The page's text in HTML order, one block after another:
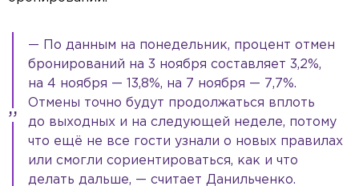
— По данным на понедельник, процент отмен
бронирований на 3 ноября составляет 3,2%,
на 4 ноября — 13,8%, на 7 ноября — 7,7%.
Отмены точно будут продолжаться вплоть
до выходных и на следующей неделе, потому
что ещё не все гости узнали о новых правилах
или смогли сориентироваться, как и что
делать дальше, — считает Данильченко.